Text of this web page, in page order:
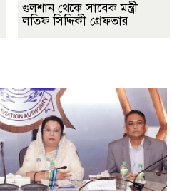
গুলশান থেকে সাবেক মন্ত্রী
লতিফ সিদ্দিকী গ্রেফতার